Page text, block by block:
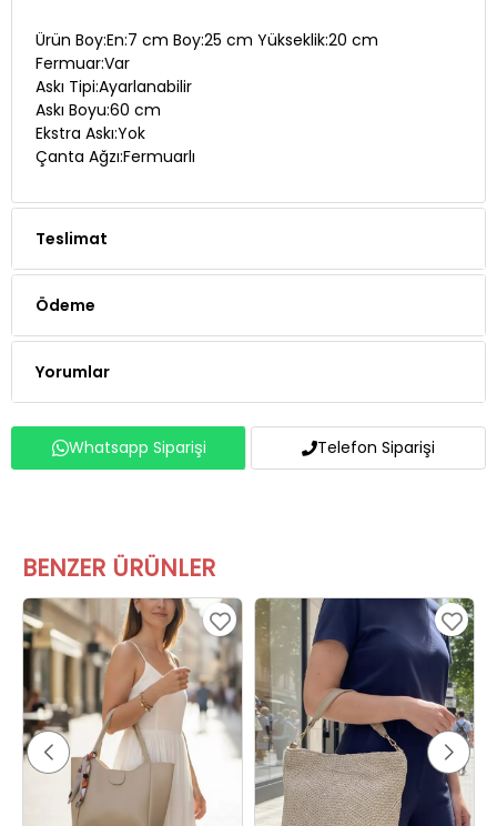
Ürün Boy:En:7 cm Boy:25 cm Yükseklik:20 cm
Fermuar:Var
Askı Tipi:Ayarlanabilir
Askı Boyu:60 cm
Ekstra Askı:Yok
Çanta Ağzı:Fermuarlı
Teslimat
Ödeme
Yorumlar
Whatsapp Siparişi Telefon Siparişi
BENZER ÜRÜNLER